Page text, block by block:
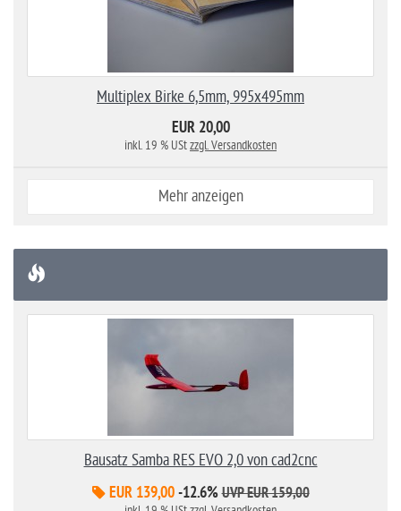
Multiplex Birke 6,5mm, 995x495mm
EUR 20,00
inkl. 19 % UStzzgl. Versandkosten
Mehr anzeigen
Bausatz Samba RES EVO 2,0 von cad2cnc
EUR 139,00 -12.6% UVP EUR 159,00